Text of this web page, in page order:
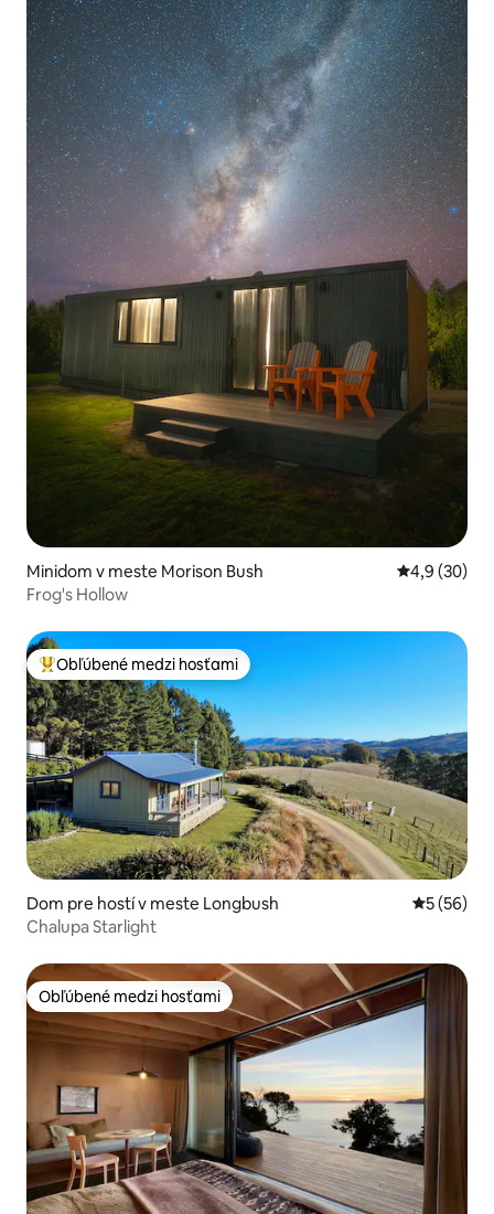
Minidom v meste Morison Bush Priemerné
4,9 (30)
Frog's Hollow
Najobľúbenejšie medzi hosťami
Obľúbené medzi hosťami
Dom pre hostí v meste Longbush
5 (56)
Chalupa Starlight
Obľúbené medzi hosťami
Obľúbené medzi hosťami